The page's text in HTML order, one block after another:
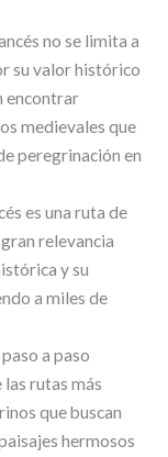
no se limita a
su valor histórico
encontrar
medievales que
peregrinación en
es una ruta de
relevancia
y su
a miles de
a paso
las rutas más
que buscan
hermosos